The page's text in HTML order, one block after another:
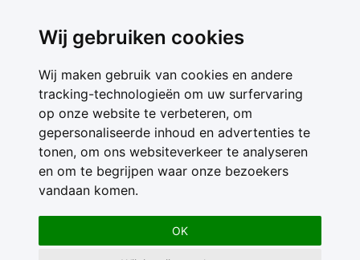
Wij gebruiken cookies
Wij maken gebruik van cookies en andere
tracking-technologieën om uw surfervaring
op onze website te verbeteren, om
gepersonaliseerde inhoud en advertenties te
tonen, om ons websiteverkeer te analyseren
en om te begrijpen waar onze bezoekers
vandaan komen.
OK
Contact
Feedback
Nieuwsbrief
Adverteren
Gebruikersvoorwaarden
Privacy Statement